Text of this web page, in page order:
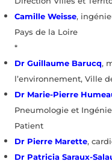
Camille Weisse,
Pays de la Loire
*
Dr Guillaume Barucq,
l’environnement, Ville
Dr Marie-Pierre
Pneumologie et
Patient
Dr Pierre Marette,
Dr Patricia Saraux-